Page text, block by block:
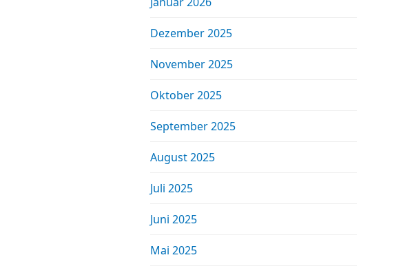
Dezember 2025
November 2025
Oktober 2025
September 2025
August 2025
Juli 2025
Juni 2025
Mai 2025